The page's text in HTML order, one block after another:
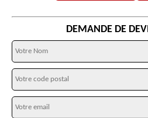
DEMANDE DE